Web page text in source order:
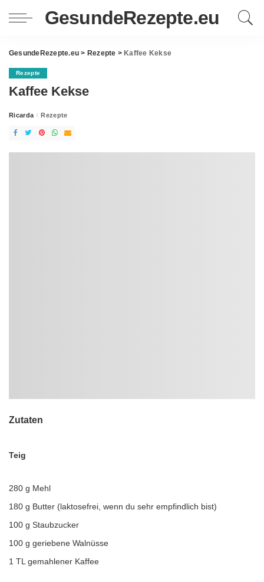
GesundeRezepte.eu
GesundeRezepte.eu > Rezepte > Kaffee Kekse
Rezepte
Kaffee Kekse
Posted
Ricarda Rezepte
Zutaten
Teig
280 g Mehl
180 g Butter (laktosefrei, wenn du sehr empfindlich bist)
100 g Staubzucker
100 g geriebene Walnüsse
1 TL gemahlener Kaffee